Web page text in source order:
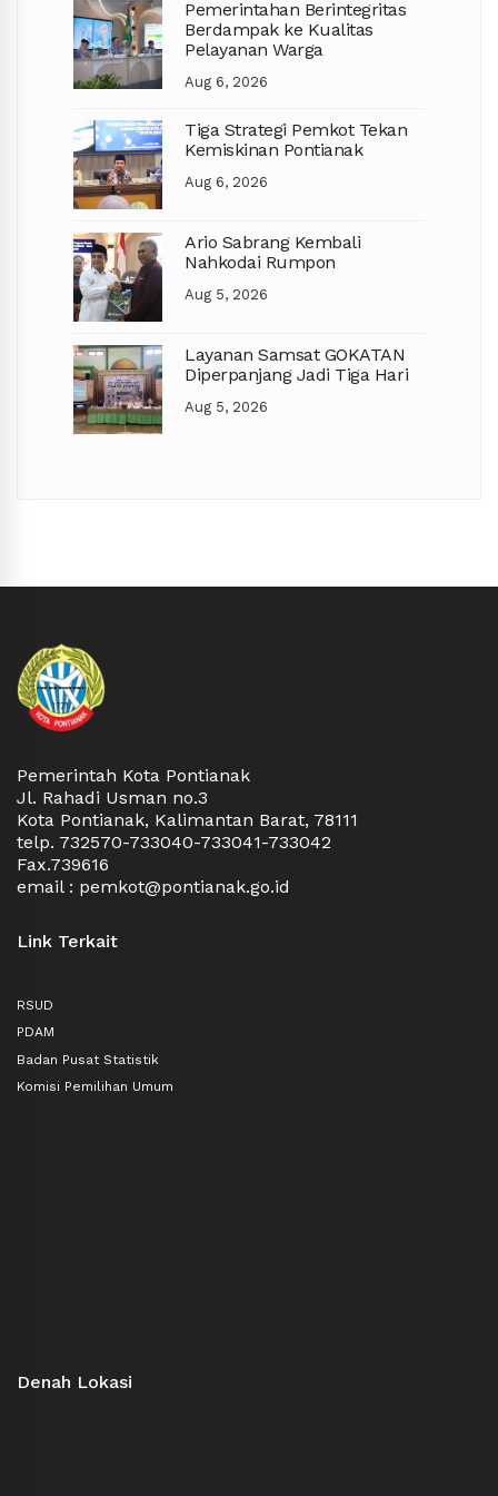
Pemerintahan Berintegritas
Berdampak ke Kualitas
Pelayanan Warga
Aug 6, 2026
Tiga Strategi Pemkot Tekan
Kemiskinan Pontianak
Aug 6, 2026
Ario Sabrang Kembali
Nahkodai Rumpon
Aug 5, 2026
Layanan Samsat GOKATAN
Diperpanjang Jadi Tiga Hari
Aug 5, 2026
Pemerintah Kota Pontianak
Jl. Rahadi Usman no.3
Kota Pontianak, Kalimantan Barat, 78111
telp. 732570-733040-733041-733042
Fax.739616
email : pemkot@pontianak.go.id
Link Terkait
RSUD
PDAM
Badan Pusat Statistik
Komisi Pemilihan Umum
Denah Lokasi